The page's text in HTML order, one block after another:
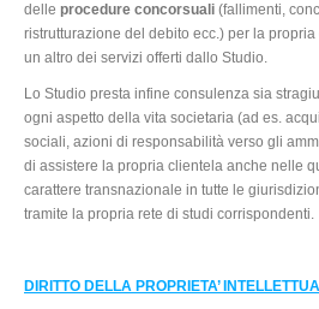
delle procedure concorsuali (fallimenti,
ristrutturazione del debito ecc.) per la
un altro dei servizi offerti dallo Studio.
Lo Studio presta infine consulenza sia
ogni aspetto della vita societaria (ad es.
sociali, azioni di responsabilità verso gli
di assistere la propria clientela anche nelle
carattere transnazionale in tutte le
tramite la propria rete di studi corrispondenti.
DIRITTO DELLA PROPRIETA’